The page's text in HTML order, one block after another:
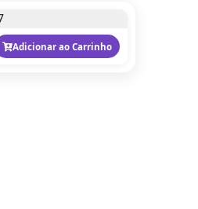
Adicionar ao Carrinho